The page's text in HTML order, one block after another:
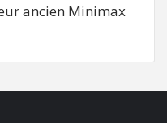
ancien Minimax